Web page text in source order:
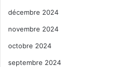
décembre 2024
novembre 2024
octobre 2024
septembre 2024